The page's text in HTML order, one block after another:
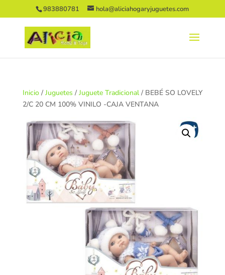
983880781 hola@aliciahogaryjuguetes.com
Inicio/ Juguetes / Juguete Tradicional/ BEBÉ SO LOVELY
2/C 20 CM 100% VINILO -CAJA VENTANA